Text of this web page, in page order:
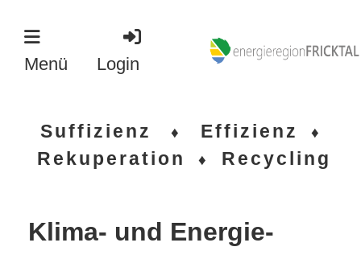
Login
Menü
Suffizienz ♦ Effizienz ♦
Rekuperation ♦ Recycling
Klima- und Energie-